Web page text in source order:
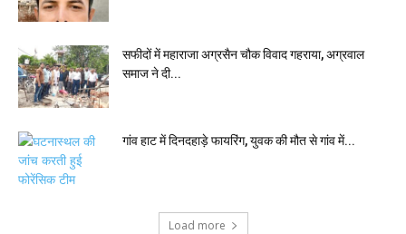
सफीदों में महाराजा अग्रसैन चौक विवाद गहराया, अग्रवाल
समाज ने दी...
गांव हाट में दिनदहाड़े फायरिंग, युवक की मौत से गांव में...
Load more